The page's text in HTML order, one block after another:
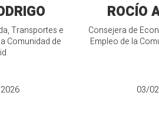
Transportes e
Comunidad de
ROCÍO
Consejera de
Empleo de la
03/